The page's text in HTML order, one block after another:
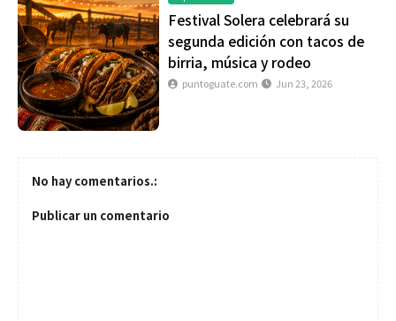
Festival Solera celebrará su
segunda edición con tacos de
birria, música y rodeo
puntoguate.com Jun 23, 2026
No hay comentarios.:
Publicar un comentario